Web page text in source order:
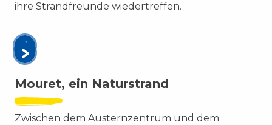
ihre Strandfreunde wiedertreffen.
Mouret, ein Naturstrand
Zwischen dem Austernzentrum und dem